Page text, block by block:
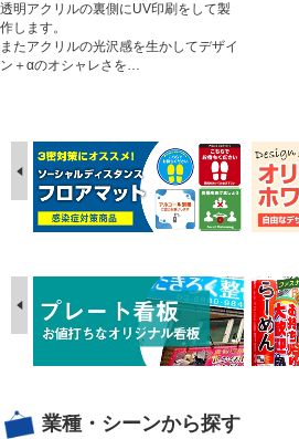
透明アクリルの裏側にUV印刷をして製
作します。
またアクリルの光沢感を生かしてデザイ
ン＋αのオシャレさを…
業種・シーンから探す